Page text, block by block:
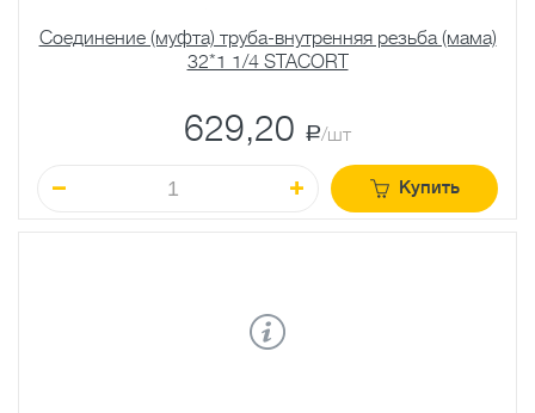
Соединение (муфта) труба-внутренняя резьба (мама)
32*1 1/4 STACORT
629,20 a/шт
Купить